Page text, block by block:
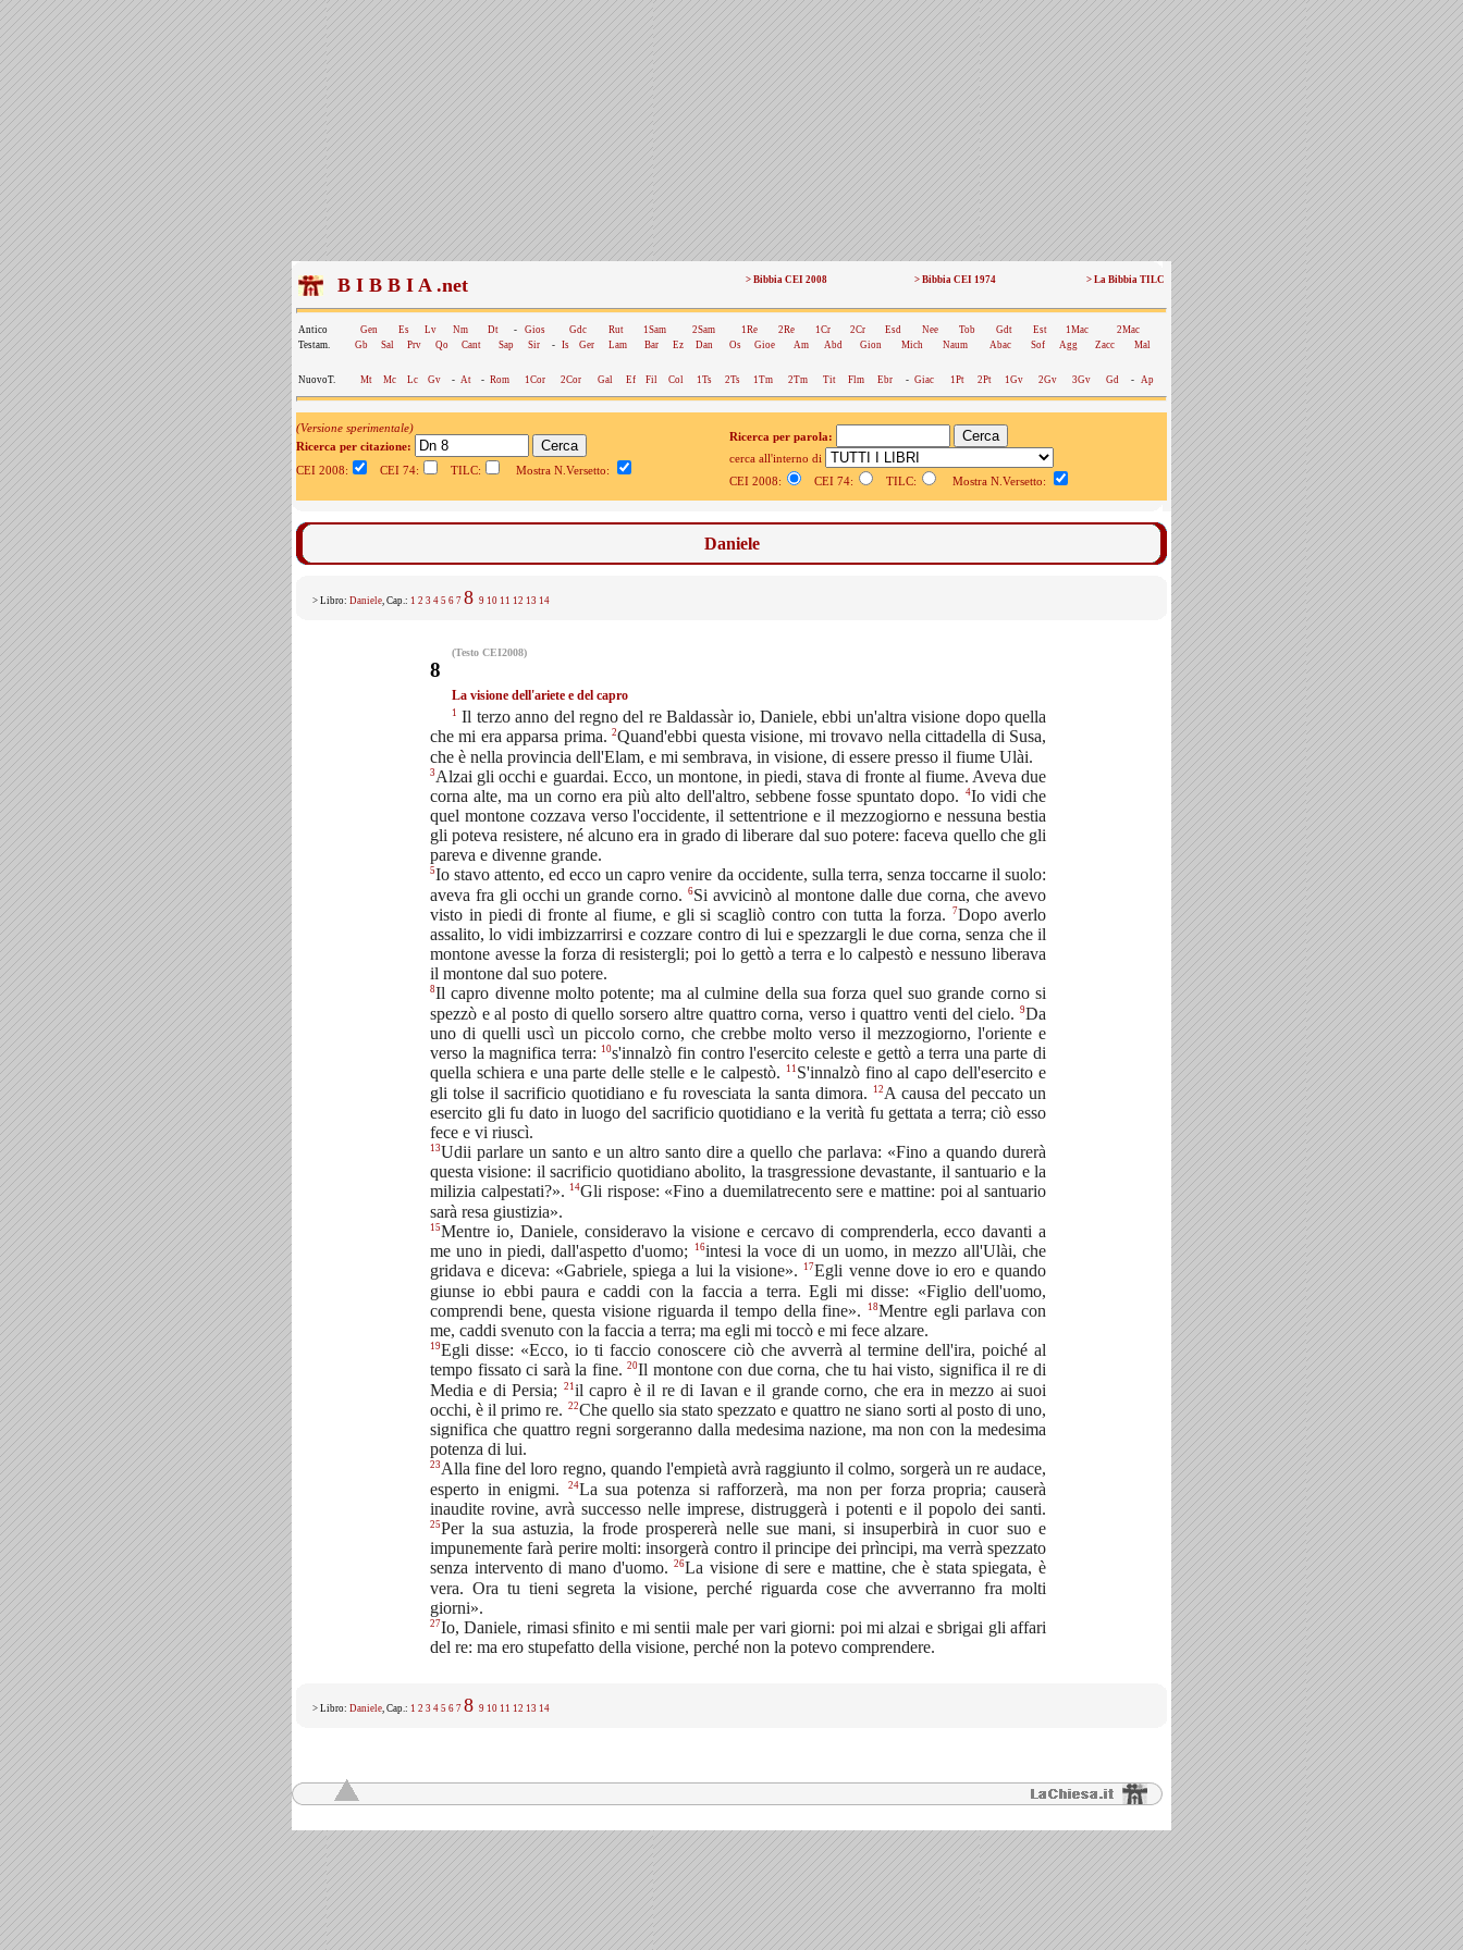
B I B B I A .net > Bibbia CEI 2008 > Bibbia CEI 1974 > La Bibbia TILC
Antico Gen Es Lv Nm Dt - Gios Gdc Rut 1Sam 2Sam 1Re 2Re 1Cr 2Cr Esd Nee Tob Gdt Est 1Mac
2Mac
Testam.
Gb Sal Prv Qo Cant Sap Sir - Is Ger Lam Bar Ez Dan Os Gioe Am Abd Gion Mich Naum Abac Sof Agg Zacc Mal
NuovoT. Mt Mc Lc Gv - At - Rom 1Cor 2Cor Gal Ef Fil Col 1Ts 2Ts 1Tm 2Tm Tit Flm Ebr - Giac 1Pt 2Pt 1Gv 2Gv 3Gv Gd - Ap
(Versione sperimentale)
Ricerca per citazione:
CEI 2008:
CEI 74: TILC: Mostra N.Versetto:
Ricerca per parola:
cerca all'interno di
CEI 2008:
CEI 74: TILC: Mostra N.Versetto:
Daniele
> Libro: Daniele, Cap.: 1 2 3 4 5 6 7 8 9 10 11 12 13 14
(Testo CEI2008)
8
La visione dell'ariete e del capro
1 Il terzo anno del regno del re Baldassàr io, Daniele, ebbi un'altra visione dopo quella
che mi era apparsa prima.2Quand'ebbi questa visione, mi trovavo nella cittadella di Susa,
che è nella provincia dell'Elam, e mi sembrava, in visione, di essere presso il fiume Ulài.
3 Alzai gli occhi e guardai. Ecco, un montone, in piedi, stava di fronte al fiume. Aveva due
corna alte, ma un corno era più alto dell'altro, sebbene fosse spuntato dopo.
4Io vidi che
quel montone cozzava verso l'occidente, il settentrione e il mezzogiorno e nessuna bestia
gli poteva resistere, né alcuno era in grado di liberare dal suo potere: faceva quello che gli
pareva e divenne grande.
5Io stavo attento, ed ecco un capro venire da occidente, sulla terra, senza toccarne il suolo:
aveva fra gli occhi un grande corno.6Si avvicinò al montone dalle due corna, che avevo
visto in piedi di fronte al fiume, e gli si scagliò contro con tutta la forza.7Dopo averlo
assalito, lo vidi imbizzarrirsi e cozzare contro di lui e spezzargli le due corna, senza che il
montone avesse la forza di resistergli; poi lo gettò a terra e lo calpestò e nessuno liberava
il montone dal suo potere.
8Il capro divenne molto potente; ma al culmine della sua forza quel suo grande corno si
spezzò e al posto di quello sorsero altre quattro corna, verso i quattro venti del cielo. 9Da
uno di quelli uscì un piccolo corno, che crebbe molto verso il mezzogiorno, l'oriente e
verso la magnifica terra: 10s'innalzò fin contro l'esercito celeste e gettò a terra una parte di
quella schiera e una parte delle stelle e le calpestò.
11 S'innalzò fino al capo dell'esercito e
gli tolse il sacrificio quotidiano e fu rovesciata la santa dimora.
12 A causa del peccato un
esercito gli fu dato in luogo del sacrificio quotidiano e la verità fu gettata a terra; ciò esso
fece e vi riuscì.
13Udii parlare un santo e un altro santo dire a quello che parlava: «Fino a quando durerà
questa visione: il sacrificio quotidiano abolito, la trasgressione devastante, il santuario e la
milizia calpestati?». 14Gli rispose: «Fino a duemilatrecento sere e mattine: poi al santuario
sarà resa giustizia».
15Mentre io, Daniele, consideravo la visione e cercavo di comprenderla, ecco davanti a
me uno in piedi, dall'aspetto d'uomo;
16intesi la voce di un uomo, in mezzo all'Ulài, che
gridava e diceva: «Gabriele, spiega a lui la visione».
17Egli venne dove io ero e quando
giunse io ebbi paura e caddi con la faccia a terra. Egli mi disse: «Figlio dell'uomo,
comprendi bene, questa visione riguarda il tempo della fine».
18Mentre egli parlava con
me, caddi svenuto con la faccia a terra; ma egli mi toccò e mi fece alzare.
19Egli disse: «Ecco, io ti faccio conoscere ciò che avverrà al termine dell'ira, poiché al
tempo fissato ci sarà la fine. 20Il montone con due corna, che tu hai visto, significa il re di
Media e di Persia;
21 il capro è il re di Iavan e il grande corno, che era in mezzo ai suoi
occhi, è il primo re. 22Che quello sia stato spezzato e quattro ne siano sorti al posto di uno,
significa che quattro regni sorgeranno dalla medesima nazione, ma non con la medesima
potenza di lui.
23Alla fine del loro regno, quando l'empietà avrà raggiunto il colmo, sorgerà un re audace,
esperto in enigmi.
24La sua potenza si rafforzerà, ma non per forza propria; causerà
inaudite rovine, avrà successo nelle imprese, distruggerà i potenti e il popolo dei santi.
25Per la sua astuzia, la frode prospererà nelle sue mani, si insuperbirà in cuor suo e
impunemente farà perire molti: insorgerà contro il principe dei prìncipi, ma verrà spezzato
senza intervento di mano d'uomo.26La visione di sere e mattine, che è stata spiegata, è
vera. Ora tu tieni segreta la visione, perché riguarda cose che avverranno fra molti
giorni».
27Io, Daniele, rimasi sfinito e mi sentii male per vari giorni: poi mi alzai e sbrigai gli affari
del re: ma ero stupefatto della visione, perché non la potevo comprendere.
> Libro: Daniele, Cap.: 1 2 3 4 5 6 7 8 9 10 11 12 13 14